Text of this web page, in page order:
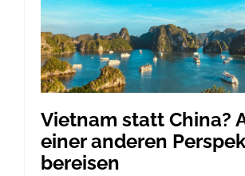
Vietnam statt China?
einer anderen
bereisen